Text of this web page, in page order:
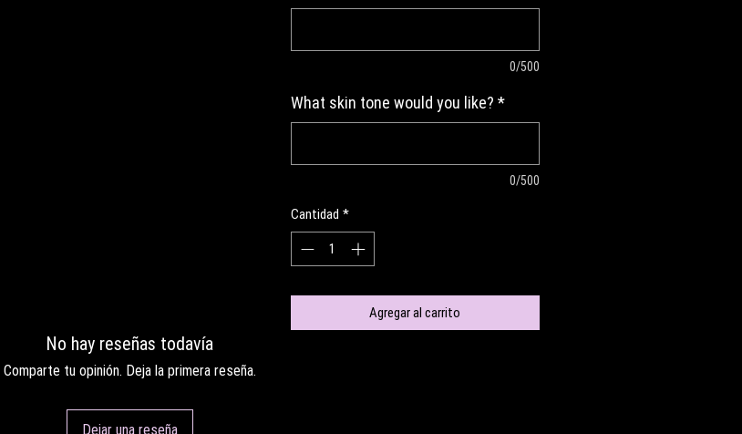
0/500
What skin tone would you like? *
0/500
Cantidad *
Agregar al carrito
No hay reseñas todavía
Comparte tu opinión. Deja la primera reseña.
Dejar una reseña